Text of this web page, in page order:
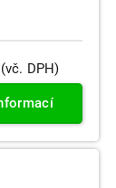
(vč. DPH)